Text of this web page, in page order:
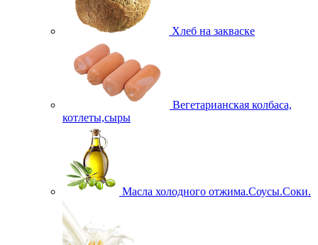
Хлеб на закваске
Вегетарианская колбаса,
котлеты,сыры
Масла холодного отжима.Соусы.Соки.